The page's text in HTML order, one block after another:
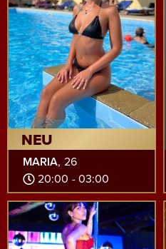
NEU
MARIA, 26
20:00 - 03:00